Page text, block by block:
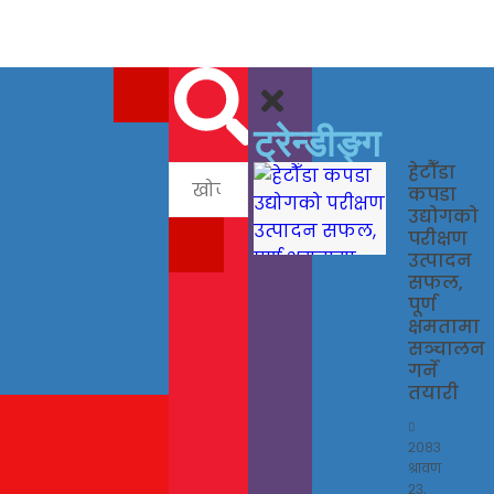
ट्रेन्डीङ्ग
हेटौँडा
कपडा
उद्योगको
परीक्षण
उत्पादन
सफल,
पूर्ण
क्षमतामा
सञ्चालन
गर्ने
तयारी
२०८३
श्रावण
२३,